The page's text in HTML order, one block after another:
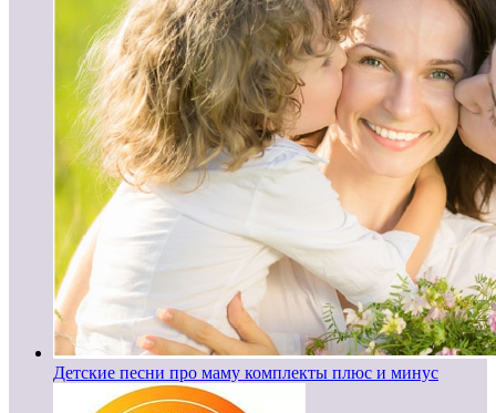
Детские песни про маму комплекты плюс и минус